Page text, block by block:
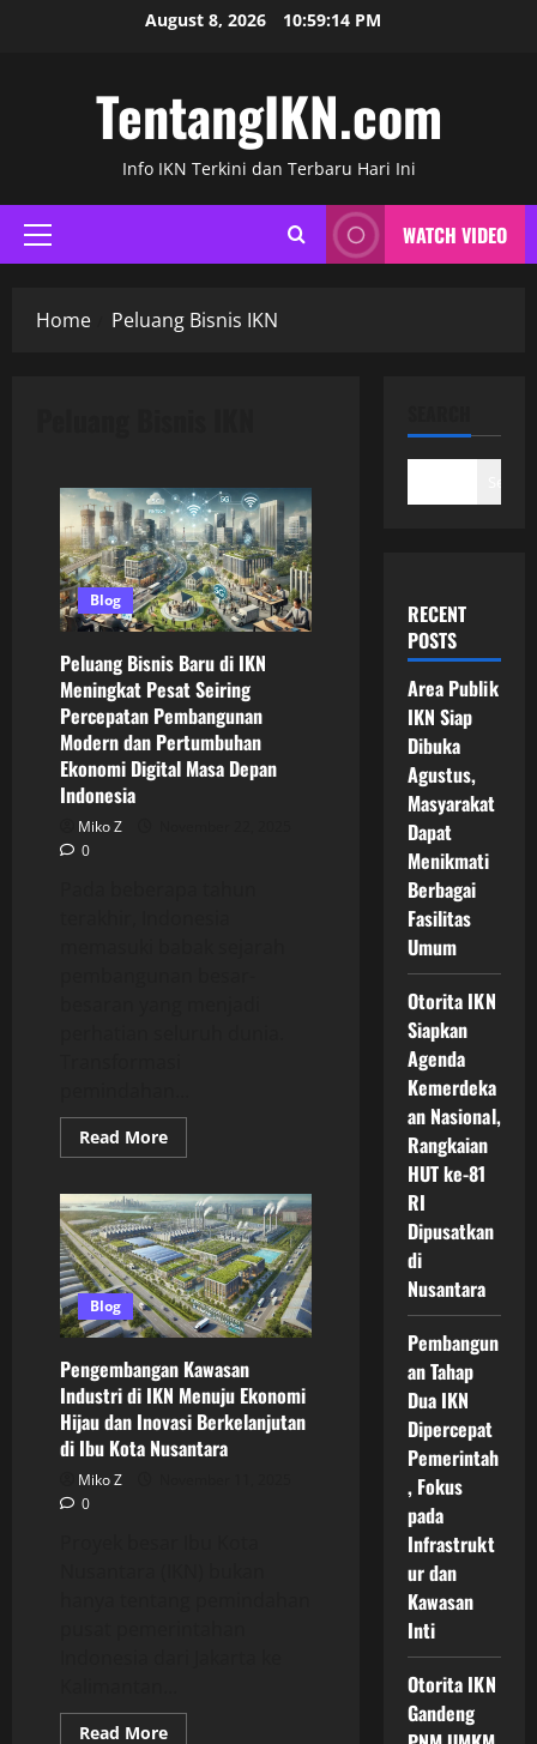
August 8, 2026 10:59:14 PM
TentangIKN.com
Info IKN Terkini dan Terbaru Hari Ini
Primary
Menu
WATCH VIDEO
Home Peluang Bisnis IKN
Blog
Peluang Bisnis Baru di IKN
Meningkat Pesat Seiring
Percepatan Pembangunan
Modern dan Pertumbuhan
Ekonomi Digital Masa Depan
Indonesia
Miko Z
0
Read MoreRead
more
Bisnis
Baru
di
IKN
Meningkat
Pesat
Seiring
Percepatan
Pembangunan
dan
Pertumbuhan
Ekonomi
Digital
Masa
Depan
Blog
Pengembangan Kawasan
Industri di IKN Menuju Ekonomi
Hijau dan Inovasi Berkelanjutan
di Ibu Kota Nusantara
Miko Z
0
Read MoreRead
RECENT
POSTS
Area Publik
IKN Siap
Dibuka
Agustus,
Masyarakat
Dapat
Menikmati
Berbagai
Fasilitas
Umum
Otorita IKN
Siapkan
Agenda
Kemerdeka
an Nasional,
Rangkaian
HUT ke-81
RI
Dipusatkan
di
Nusantara
Pembangun
an Tahap
Dua IKN
Dipercepat
Pemerintah
, Fokus
pada
Infrastrukt
ur dan
Kawasan
Inti
Otorita IKN
Gandeng